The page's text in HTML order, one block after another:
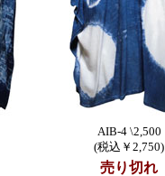
AIB-4 \2,500
(税込￥2,750)
売り切れ